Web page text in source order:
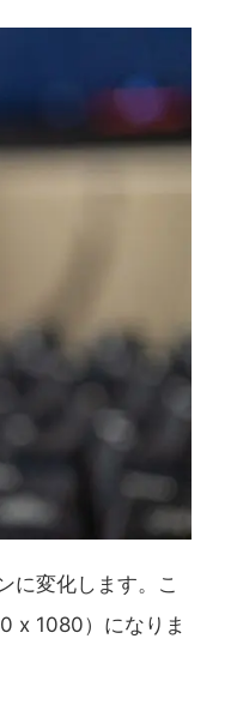
に変化します。こ
x 1080）になりま